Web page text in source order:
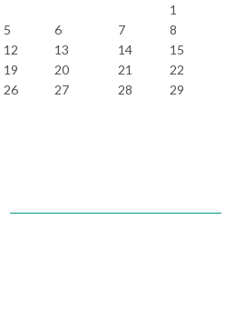
1
5 6 7
8
12 13 14
15
19 20 21
22
26 27 28
29